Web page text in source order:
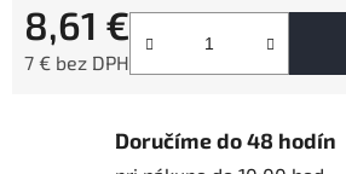
8,61 €
7 € bez DPH
Doručíme do 48 hodín